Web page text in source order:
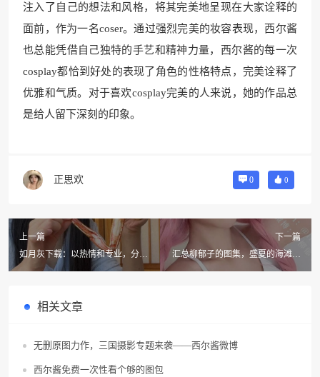
注入了自己的想法和风格，将其完美地呈现在大家诠释的
面前，作为一名coser。通过强烈完美的妆容表现，西尔酱
也总能凭借自己独特的手艺和精神力量，西尔酱的每一次
cosplay都恰到好处的表现了角色的性格特点，完美诠释了
优雅和气质。对于喜欢cosplay完美的人来说，她的作品总
是给人留下深刻的印象。
正思欢 0 0
上一篇
如月灰下载：以热情和专业，分享
您的cos魅力
下一篇
汇总柳郁子的图集，盛夏的海滩之
美
相关文章
无删原图力作，三国摄影专题来袭——西尔酱微博
西尔酱免费一次性看个够的图包